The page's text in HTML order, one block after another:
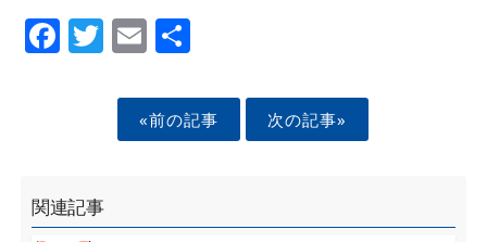
Facebook
Twitter
EmailShare
«前の記事 次の記事»
関連記事